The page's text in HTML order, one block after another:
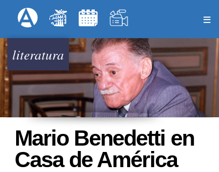
al
principal
Menú Superior
literatura
Mario Benedetti en
Casa de América